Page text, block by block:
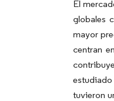
El
globales
mayor
centran
estudiado
tuvieron